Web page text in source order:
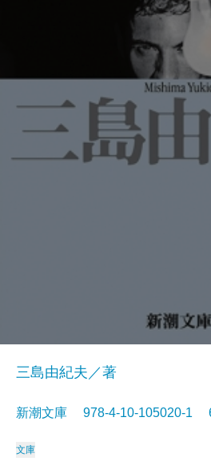
三島由紀夫／著
新潮文庫 978-4-10-105020-1
文庫